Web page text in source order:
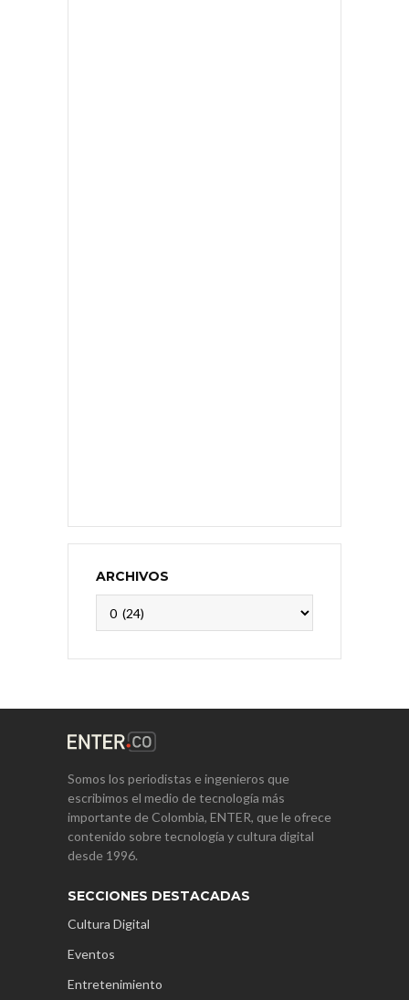
ARCHIVOS
Somos los periodistas e ingenieros que
escribimos el medio de tecnología más
importante de Colombia, ENTER, que le ofrece
contenido sobre tecnología y cultura digital
desde 1996.
SECCIONES DESTACADAS
Cultura Digital
Eventos
Entretenimiento